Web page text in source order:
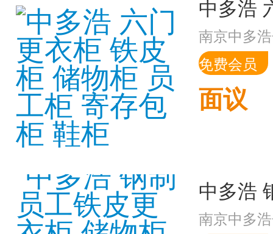
南京中多
免费会员
面议
南京中多